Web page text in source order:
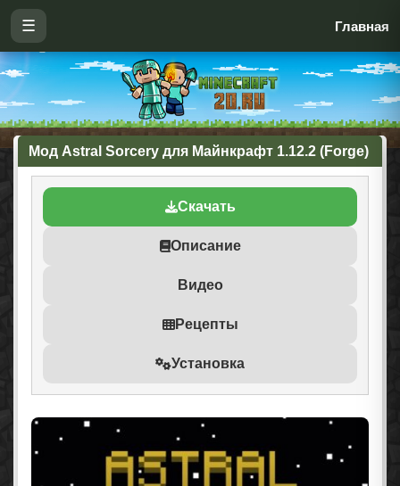
☰ Главная
Мод Astral Sorcery для Майнкрафт 1.12.2 (Forge)
Скачать
Описание
Видео
Рецепты
Установка